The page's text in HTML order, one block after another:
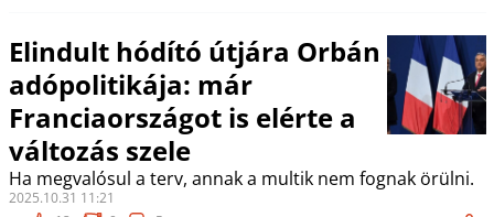
Elindult hódító útjára Orbán
adópolitikája: már
Franciaországot is elérte a
változás szele
Ha megvalósul a terv, annak a multik nem fognak örülni.
2025.10.31 11:21